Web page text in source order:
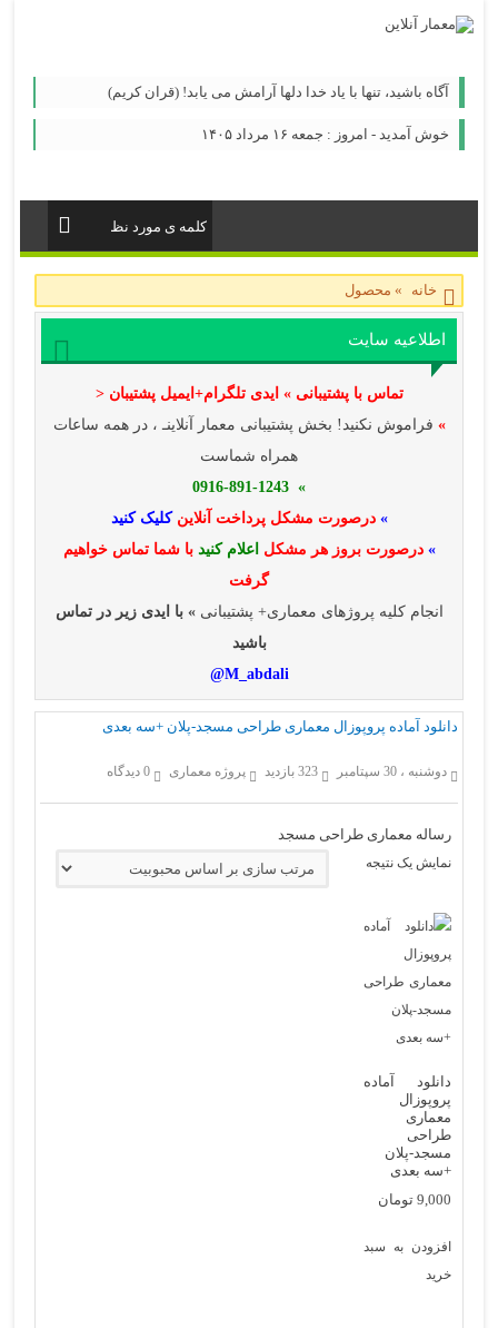
آگاه باشيد، تنها با ياد خدا دلها آرامش می ‏يابد! (قران کریم)
خوش آمدید - امروز : جمعه ۱۶ مرداد ۱۴۰۵
خانه » محصول
اطلاعیه سایت
تماس با پشتیبانی » ایدی تلگرام+ایمیل پشتیبان <
» فراموش نکنید! بخش پشتیبانی معمار آنلاینـ ، در همه ساعات
همراه شماست
» 0916-891-1243
» درصورت مشکل پرداخت آنلاینکلیک کنید
» درصورت بروز هر مشکل اعلام کنید با شما تماس خواهیم
گرفت
انجام کلیه پروژهای معماری+ پشتیبانی» با ایدی زیر در تماس
باشید
M_abdali@
دانلود آماده پروپوزال معماری طراحی مسجد-پلان +سه بعدی
دوشنبه ، 30 سپتامبر 323 بازدید پروژه معماری 0 دیدگاه
رساله معماری طراحی مسجد
نمایش یک نتیجه
دانلود آماده
پروپوزال
معماری
طراحی
مسجد-پلان
+سه بعدی
9,000 تومان
افزودن به سبد
خرید